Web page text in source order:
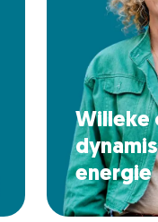
Willeke
energie